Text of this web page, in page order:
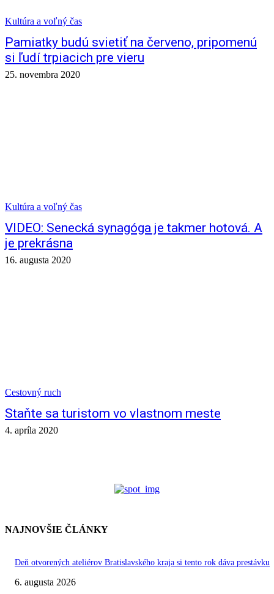
Kultúra a voľný čas
Pamiatky budú svietiť na červeno, pripomenú
si ľudí trpiacich pre vieru
25. novembra 2020
Kultúra a voľný čas
VIDEO: Senecká synagóga je takmer hotová. A
je prekrásna
16. augusta 2020
Cestovný ruch
Staňte sa turistom vo vlastnom meste
4. apríla 2020
NAJNOVŠIE ČLÁNKY
Deň otvorených ateliérov Bratislavského kraja si tento rok dáva prestávku
6. augusta 2026